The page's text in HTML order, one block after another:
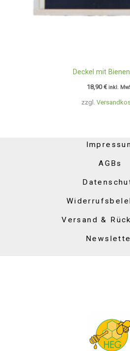
zzgl.
Deckel mit
18,90€ inkl.
AGBs
Versand &